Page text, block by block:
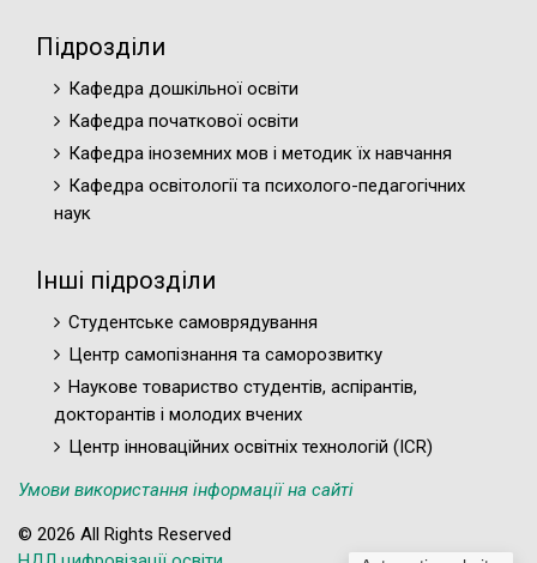
Підрозділи
Кафедра дошкільної освіти
Кафедра початкової освіти
Кафедра іноземних мов і методик їх навчання
Кафедра освітології та психолого-педагогічних
наук
Інші підрозділи
Студентське самоврядування
Центр самопізнання та саморозвитку
Наукове товариство студентів, аспірантів,
докторантів і молодих вчених
Центр інноваційних освітніх технологій (ICR)
Умови використання інформації на сайті
© 2026 All Rights Reserved